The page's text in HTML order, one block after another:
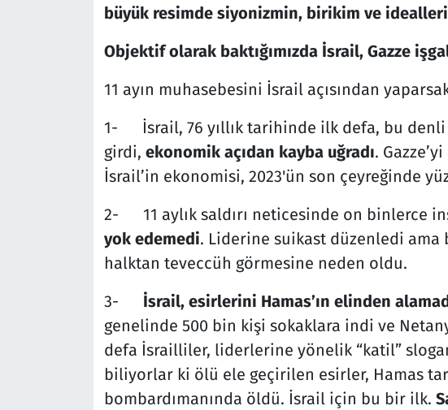
büyük resimde siyonizmin, birikim ve
Objektif olarak baktığımızda İsrail, Gazze
11 ayın muhasebesini İsrail açısından
1-
İsrail, 76 yıllık tarihinde ilk defa, bu
girdi, ekonomik açıdan kayba uğradı.
İsrail’in ekonomisi, 2023'ün son çeyreğinde
2- 11 aylık saldırı neticesinde on binlerce
yok edemedi. Liderine suikast düzenledi ama
halktan teveccüh görmesine neden oldu.
3- İsrail, esirlerini Hamas’ın elinden
genelinde 500 bin kişi sokaklara indi ve
defa İsrailliler, liderlerine yönelik “katil”
biliyorlar ki ölü ele geçirilen esirler, Hamas
bombardımanında öldü. İsrail için bu bir ilk.